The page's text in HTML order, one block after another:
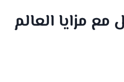
مع مزايا العالم